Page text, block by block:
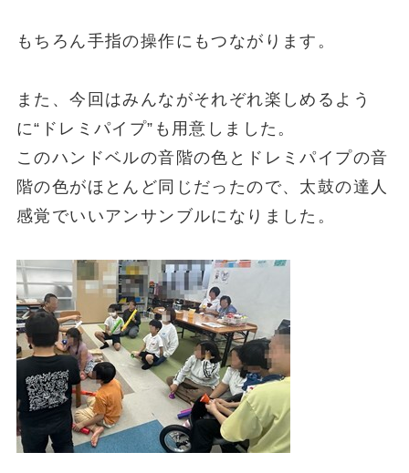
もちろん手指の操作にもつながります。
また、今回はみんながそれぞれ楽しめるよう
に“ドレミパイプ”も用意しました。
このハンドベルの音階の色とドレミパイプの音
階の色がほとんど同じだったので、太鼓の達人
感覚でいいアンサンブルになりました。